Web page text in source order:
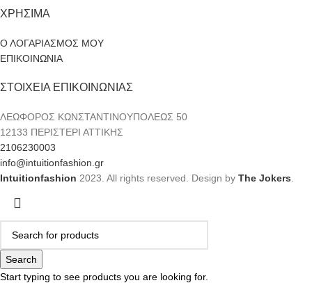
ΧΡΗΣΙΜΑ
Ο ΛΟΓΑΡΙΑΣΜΟΣ ΜΟΥ
ΕΠΙΚΟΙΝΩΝΙΑ
ΣΤΟΙΧΕΙΑ ΕΠΙΚΟΙΝΩΝΙΑΣ
ΛΕΩΦΟΡΟΣ ΚΩΝΣΤΑΝΤΙΝΟΥΠΟΛΕΩΣ 50
12133 ΠΕΡΙΣΤΕΡΙ ΑΤΤΙΚΗΣ
2106230003
info@intuitionfashion.gr
Intuitionfashion 2023. All rights reserved. Design by The Jokers.
Search
Start typing to see products you are looking for.